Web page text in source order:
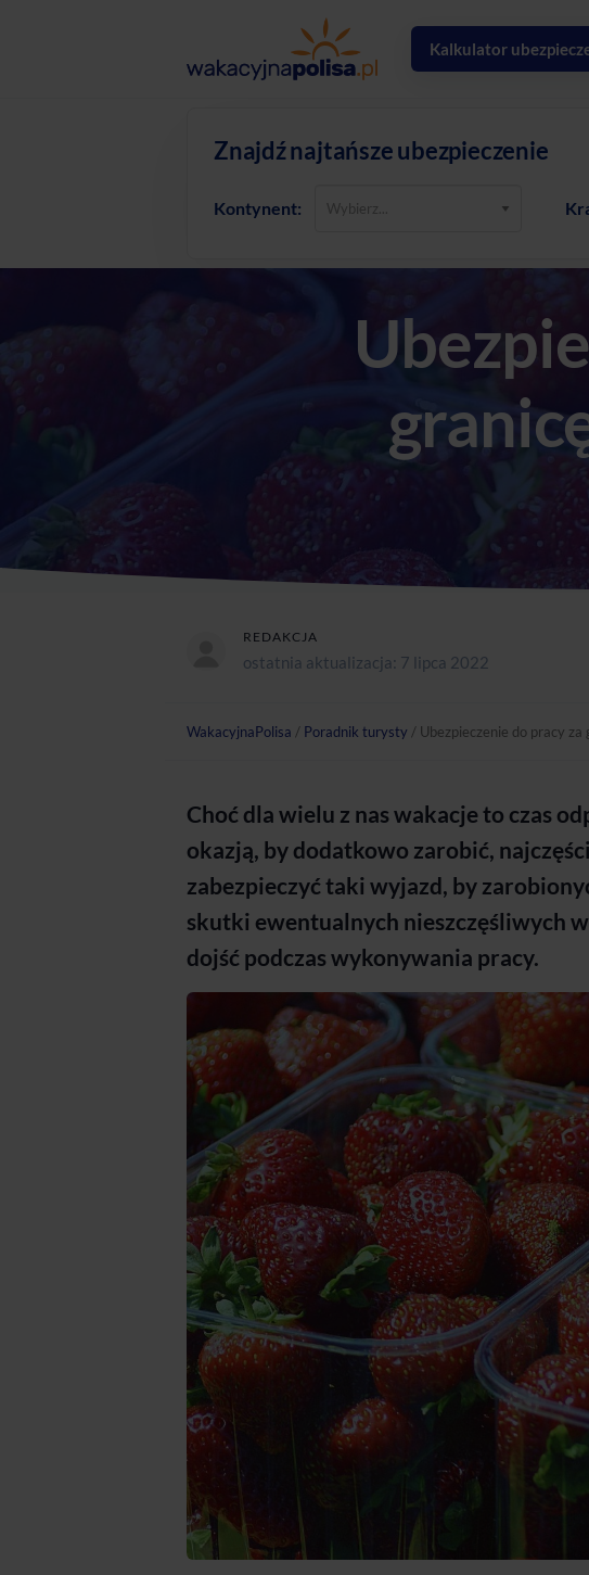
Kalkulator
Znajdź najtańsze ubezpieczenie
Kontynent:
REDAKCJA
ostatnia aktualizacja: 7 lipca 2022
WakacyjnaPolisa / Poradnik turysty / Ubezpieczenie do pracy
Choć dla wielu z nas wakacje to czas
okazją, by dodatkowo zarobić,
zabezpieczyć taki wyjazd, by
skutki ewentualnych nieszczęśliwych
dojść podczas wykonywania pracy.